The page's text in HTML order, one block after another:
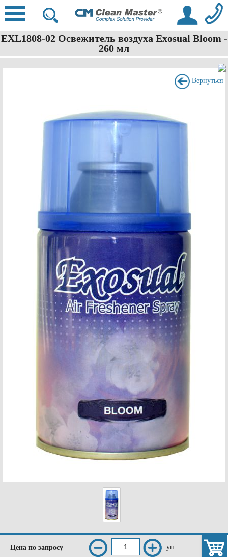
EXL1808-02 Освежитель воздуха Exosual Bloom -
260 мл
Вернуться
Цена по запросу уп.